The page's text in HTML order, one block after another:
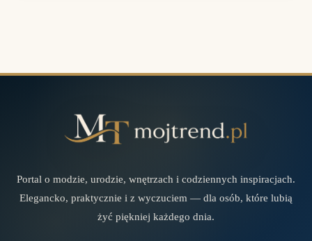
Portal o modzie, urodzie, wnętrzach i codziennych inspiracjach.
Elegancko, praktycznie i z wyczuciem — dla osób, które lubią
żyć piękniej każdego dnia.